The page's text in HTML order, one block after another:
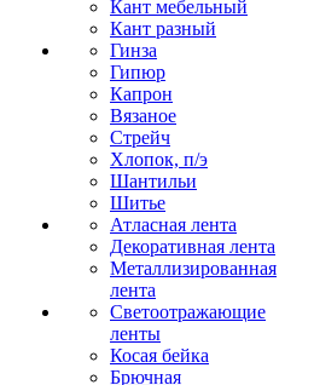
Кант мебельный
Кант разный
Гинза
Гипюр
Капрон
Вязаное
Стрейч
Хлопок, п/э
Шантильи
Шитье
Атласная лента
Декоративная лента
Металлизированная
лента
Светоотражающие
ленты
Косая бейка
Брючная